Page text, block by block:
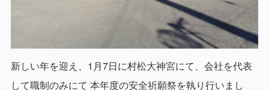
新しい年を迎え、1月7日に村松大神宮にて、会社を代表
して職制のみにて 本年度の安全祈願祭を執り行いまし